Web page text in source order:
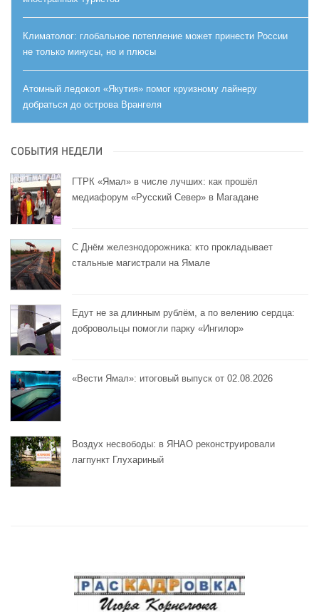
Климатолог: глобальное потепление может принести России
не только минусы, но и плюсы
Атомный ледокол «Якутия» помог круизному лайнеру
добраться до острова Врангеля
СОБЫТИЯ НЕДЕЛИ
ГТРК «Ямал» в числе лучших: как прошёл
медиафорум «Русский Север» в Магадане
С Днём железнодорожника: кто прокладывает
стальные магистрали на Ямале
Едут не за длинным рублём, а по велению сердца:
добровольцы помогли парку «Ингилор»
«Вести Ямал»: итоговый выпуск от 02.08.2026
Воздух несвободы: в ЯНАО реконструировали
лагпункт Глухариный